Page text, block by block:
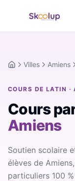
AccueilVilles Amiens
COURS DE LATIN ·
Cours
Amiens
Soutien scolaire
élèves de
particuliers 100